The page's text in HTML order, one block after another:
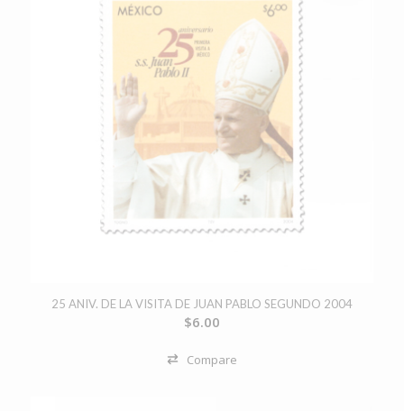
25 ANIV. DE LA VISITA DE JUAN PABLO SEGUNDO 2004
$6.00
Compare